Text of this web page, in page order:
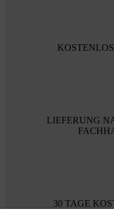
LIEFERUNG
30 TAGE